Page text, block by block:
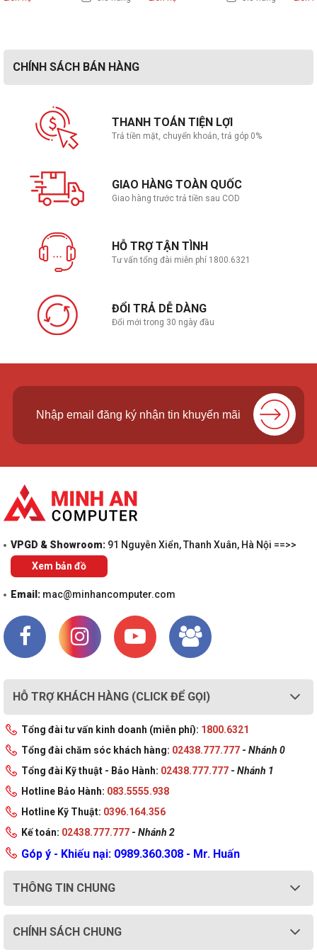
Bàn phím, Touchpad
Touchpad Cảm ứng đa điểm
Giao tiếp mở rộng
Kết nối USB
1x USB-C® (Thunderbolt™ 4 / USB4® 40Gbps),
with USB PD 45-65W and DisplayPort™ 2.1
(3.5mm)
1x Ethernet (RJ-45)
Tai nghe
1x Headphone / microphone combo jack
Camera FHD 1080p + IR Hybrid with Privacy Shutter
Fingerprint
Reader
Touch Style, Match-on-Chip, Integrated in
LOA 2 Loa
Hệ điều hành
(bản quyền) đi
kèm
None
Kích thước (Dài
x Rộng x Cao)
(maximum) mm
(maximum) inches
Trọng Lượng 1.63 kg
Chất liệu Aluminium (Top), Aluminium (Bottom)
Xuất Xứ Trung Quốc
CHÍNH SÁCH BÁN HÀNG
THANH TOÁN TIỆN LỢI
Trả tiền mặt, chuyển khoản, trả góp 0%
GIAO HÀNG TOÀN QUỐC
Giao hàng trước trả tiền sau COD
HỖ TRỢ TẬN TÌNH
Tư vấn tổng đài miễn phí 1800.6321
ĐỔI TRẢ DỄ DÀNG
Đổi mới trong 30 ngày đầu
VPGD & Showroom: 91 Nguyễn Xiển, Thanh Xuân, Hà Nội ==>>
Xem bản đồ
Email: mac@minhancomputer.com
HỖ TRỢ KHÁCH HÀNG (CLICK ĐỂ GỌI)
Tổng đài tư vấn kinh doanh (miễn phí): 1800.6321
Tổng đài chăm sóc khách hàng: 02438.777.777 - Nhánh 0
Tổng đài Kỹ thuật - Bảo Hành: 02438.777.777 - Nhánh 1
Hotline Bảo Hành: 083.5555.938
Hotline Kỹ Thuật: 0396.164.356
Kế toán: 02438.777.777 - Nhánh 2
Góp ý - Khiếu nại: 0989.360.308 - Mr. Huấn
THÔNG TIN CHUNG
CHÍNH SÁCH CHUNG